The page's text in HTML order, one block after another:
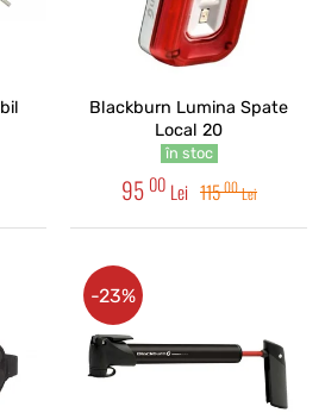
Blackburn Lumina Spate
Local 20
în stoc
95 00 Lei 11500Lei
-23%